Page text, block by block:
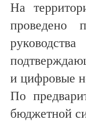
На
проведено
и цифровые
По
бюджетной